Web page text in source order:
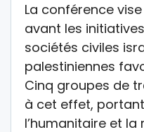
La conférence
avant les
sociétés civiles
palestiniennes
Cinq groupes de
à cet effet,
l’humanitaire et